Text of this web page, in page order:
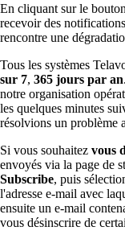
En cliquant sur le bouton
recevoir des
rencontre une
Tous les systèmes
sur 7, 365 jours par an
notre organisation
les quelques minutes
résolvions un problème
Si vous souhaitez vous
envoyés via la page de
Subscribe, puis
l'adresse e-mail avec
ensuite un e-mail
vous désinscrire de